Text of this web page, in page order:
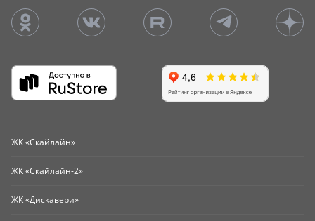
ЖК «Скайлайн»
ЖК «Скайлайн-2»
ЖК «Дискавери»